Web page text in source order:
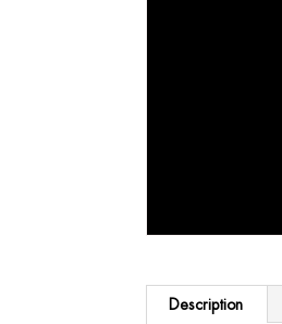
Description